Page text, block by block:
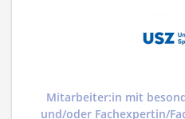
Mitarbeiter:in mit
und/oder Fachexpertin/